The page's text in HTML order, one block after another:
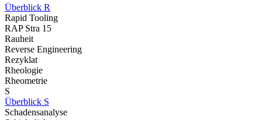
Überblick R
Rapid Tooling
RAP Stra 15
Rauheit
Reverse Engineering
Rezyklat
Rheologie
Rheometrie
S
Überblick S
Schadensanalyse